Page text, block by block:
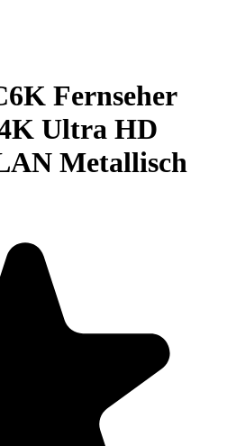
Fernseher
Ultra HD
Metallisch